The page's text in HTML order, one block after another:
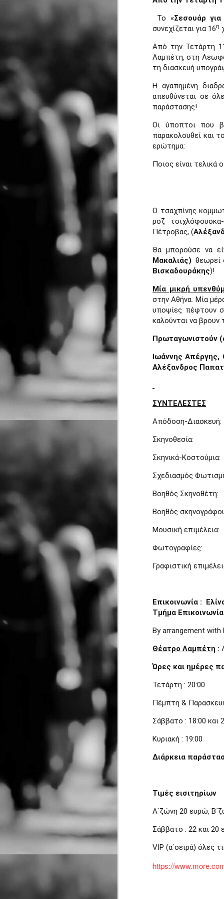
Το «Σεσουάρ
συνεχίζεται για 16η
Από την Τετάρτη
Λαμπέτη, στη
τη διασκευή
Η αγαπημένη
απευθύνεται σε
παράστασης!
Οι ύποπτοι που
παρακολουθεί και
ερώτημα:
Ποιος είναι τελικά
Ο τσαχπίνης
ροζ
Πέτροβας, (
Θα μπορούσε να
Μακαλιάς)θεωρεί
Βισκαδουράκης)!
Μία μικρή
στην Αθήνα. Μία
υποψίες πέφτουν
καλούνται να
Πρωταγωνιστούν
Ιωάννης
Αλέξανδρος
ΣΥΝΤΕΛΕΣΤΕΣ
Απόδοση-
Σκηνικά-
Σχεδιασμός
Βοηθός Σκηνοθέτη:
Βοηθός
Μουσική
Γραφιστική
Επικοινωνία :
Τμήμα
By arrangement with
Θέατρο Λαμπέτη :
Ώρες και ημέρες
Τετάρτη : 20:00
Πέμπτη &
Σάββατο : 18:00 και
Κυριακή : 19:00
Διάρκεια
Τιμές εισιτηρίων
Α΄ζώνη 20 ευρώ,
Σάββατο : 22 και 20
VIP (α΄σειρά) όλες
https://
13
"Ο Επιθεωρητής
Ντρέικ και η Μαύρη
Χήρα" στην
Ηλιούπολη την
Τετάρτη 15 Ιουλίου
στις 21:30
Η απόλυτη θεατρική ανατροπή
του καλοκαιριού ταξιδεύει! Ο
μετρ των
μεγάλων τηλεοπτικών και
σκηνοθετεί το κορυφαίο έργο
του Βρετανού συγγραφέα
Ντέιβιντ Τρίστραμ, «Ο
Επιθεωρητής Ντρέικ και η
Μαύρη Χήρα».
Ο